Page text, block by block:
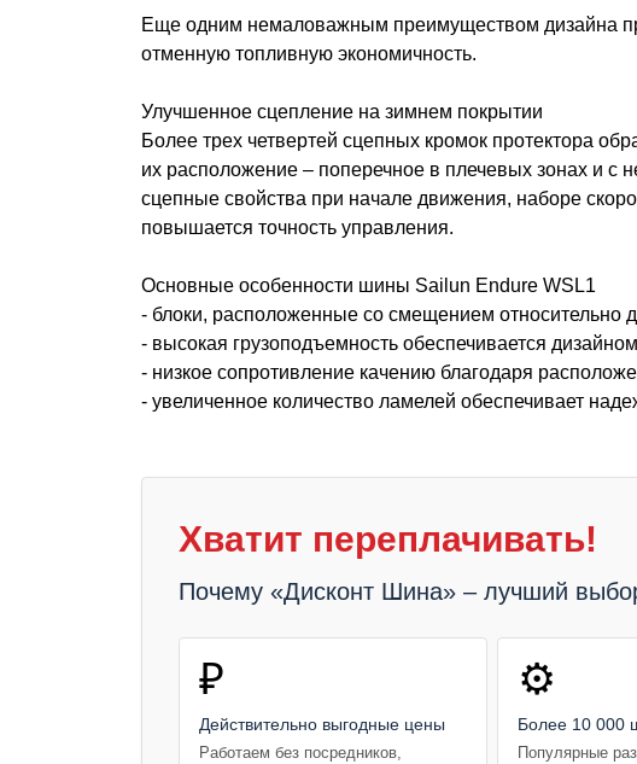
Еще одним немаловажным преимуществом дизайна
отменную топливную экономичность.
Улучшенное сцепление на зимнем покрытии
Более трех четвертей сцепных кромок протектора
их расположение – поперечное в плечевых зонах и
сцепные свойства при начале движения, наборе
повышается точность управления.
Основные особенности шины Sailun Endure WSL1
- блоки, расположенные со смещением относительно
- высокая грузоподъемность обеспечивается
- низкое сопротивление качению благодаря
- увеличенное количество ламелей обеспечивает
Хватит переплачивать!
Почему «Дисконт Шина» – лучший
₽
Действительно выгодные цены
Работаем без посредников,
⚙️
Более 10 000
Популярные